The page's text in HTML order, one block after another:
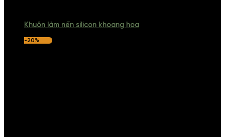
Khuôn làm nến silicon khoang hoa
-20%